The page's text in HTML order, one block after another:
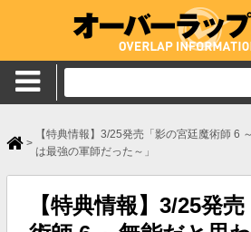
>
【特典情報】3/25発売「影の宮廷魔術師 6
は最強の軍師だった～」
【特典情報】3/25発